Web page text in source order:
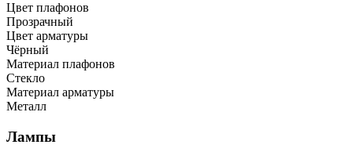
Цвет плафонов
Прозрачный
Цвет арматуры
Чёрный
Материал плафонов
Стекло
Материал арматуры
Металл
Лампы